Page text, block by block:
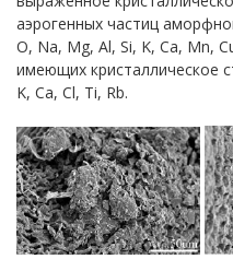
аэрогенных частиц
O, Na, Mg, Al, Si, K, Ca, Mn,
имеющих кристаллическое
K, Ca, Cl, Ti, Rb.